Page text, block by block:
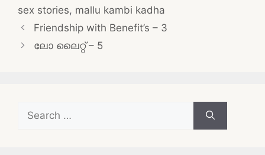
sex stories, mallu kambi kadha
Post
navigation
Friendship with Benefit’s – 3
ലോ ലൈറ്റ് – 5
Search
for: